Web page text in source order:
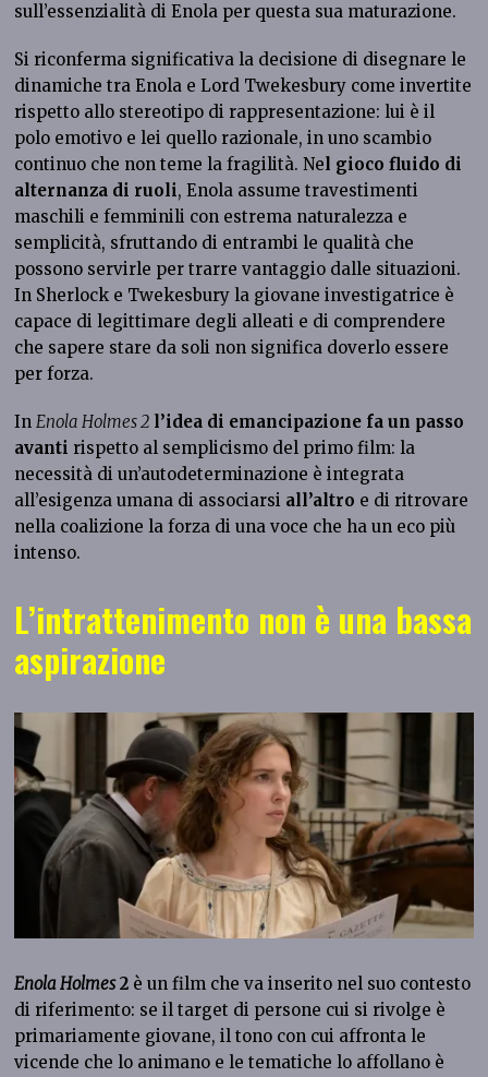
sull’essenzialità di Enola per questa sua maturazione.
Si riconferma significativa la decisione di disegnare le
dinamiche tra Enola e Lord Twekesbury come invertite
rispetto allo stereotipo di rappresentazione: lui è il
polo emotivo e lei quello razionale, in uno scambio
continuo che non teme la fragilità. Nel gioco fluido di
alternanza di ruoli, Enola assume travestimenti
maschili e femminili con estrema naturalezza e
semplicità, sfruttando di entrambi le qualità che
possono servirle per trarre vantaggio dalle situazioni.
In Sherlock e Twekesbury la giovane investigatrice è
capace di legittimare degli alleati e di comprendere
che sapere stare da soli non significa doverlo essere
per forza.
InEnola Holmes 2 l’idea di emancipazione fa un passo
avanti rispetto al semplicismo del primo film: la
necessità di un’autodeterminazione è integrata
all’esigenza umana di associarsi all’altro e di ritrovare
nella coalizione la forza di una voce che ha un eco più
intenso.
L’intrattenimento non è una bassa
aspirazione
Enola Holmes2 è un film che va inserito nel suo contesto
di riferimento: se il target di persone cui si rivolge è
primariamente giovane, il tono con cui affronta le
vicende che lo animano e le tematiche lo affollano è